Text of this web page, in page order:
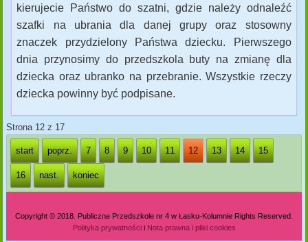
kierujecie Państwo do szatni, gdzie należy odnaleźć
szafki na ubrania dla danej grupy oraz stosowny
znaczek przydzielony Państwa dziecku. Pierwszego
dnia przynosimy do przedszkola buty na zmianę dla
dziecka oraz ubranko na przebranie. Wszystkie rzeczy
dziecka powinny być podpisane.
Strona 12 z 17
start poprz. 7 8 9 10 11 12 13 14 15
16 nast. koniec
Copyright © 2018. Publiczne Przedszkole nr 4 w Łasku-Kolumnie Rights Reserved.
Polityka prywatnościi Nota prawna i pliki cookies